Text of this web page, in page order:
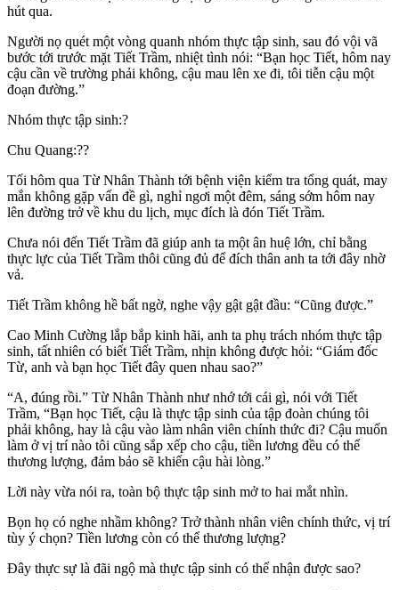
hút qua.
Người nọ quét một vòng quanh nhóm thực tập sinh, sau đó vội vã
bước tới trước mặt Tiết Trầm, nhiệt tình nói: “Bạn học Tiết, hôm nay
cậu cần về trường phải không, cậu mau lên xe đi, tôi tiễn cậu một
đoạn đường.”
Nhóm thực tập sinh:?
Chu Quang:??
Tối hôm qua Từ Nhân Thành tới bệnh viện kiểm tra tổng quát, may
mắn không gặp vấn đề gì, nghỉ ngơi một đêm, sáng sớm hôm nay
lên đường trở về khu du lịch, mục đích là đón Tiết Trầm.
Chưa nói đến Tiết Trầm đã giúp anh ta một ân huệ lớn, chỉ bằng
thực lực của Tiết Trầm thôi cũng đủ để đích thân anh ta tới đây nhờ
vả.
Tiết Trầm không hề bất ngờ, nghe vậy gật gật đầu: “Cũng được.”
Cao Minh Cường lắp bắp kinh hãi, anh ta phụ trách nhóm thực tập
sinh, tất nhiên có biết Tiết Trầm, nhịn không được hỏi: “Giám đốc
Từ, anh và bạn học Tiết đây quen nhau sao?”
“A, đúng rồi.” Từ Nhân Thành như nhớ tới cái gì, nói với Tiết
Trầm, “Bạn học Tiết, cậu là thực tập sinh của tập đoàn chúng tôi
phải không, hay là cậu vào làm nhân viên chính thức đi? Cậu muốn
làm ở vị trí nào tôi cũng sắp xếp cho cậu, tiền lương đều có thể
thương lượng, đảm bảo sẽ khiến cậu hài lòng.”
Lời này vừa nói ra, toàn bộ thực tập sinh mở to hai mắt nhìn.
Bọn họ có nghe nhầm không? Trở thành nhân viên chính thức, vị trí
tùy ý chọn? Tiền lương còn có thể thương lượng?
Đây thực sự là đãi ngộ mà thực tập sinh có thể nhận được sao?